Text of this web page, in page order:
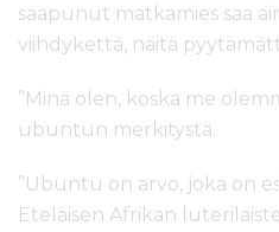
saapunut matkamies saa
viihdykettä, näitä
”Minä olen, koska me
ubuntun merkitystä.
”Ubuntu on arvo, joka on
Eteläisen Afrikan